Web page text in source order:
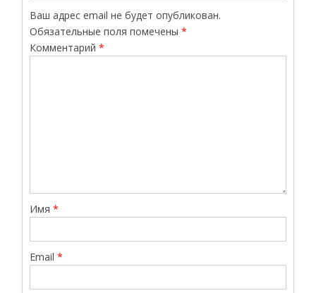
Ваш адрес email не будет опубликован.
Обязательные поля помечены*
Комментарий*
Имя*
Email*